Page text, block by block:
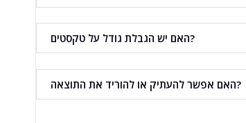
האם יש הגבלת גודל על טקסטים?
האם אפשר להעתיק או להוריד את התוצאה?